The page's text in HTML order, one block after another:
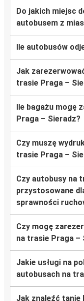
Do jakich miejsc
autobusem z
Ile autobusów
Jak
trasie Praga –
Ile bagażu mogę
Praga – Sieradz?
Czy muszę
trasie Praga –
Czy autobusy na
przystosowane
sprawności
Czy mogę
na trasie Praga –
Jakie usługi na
autobusach na
Jak znaleźć